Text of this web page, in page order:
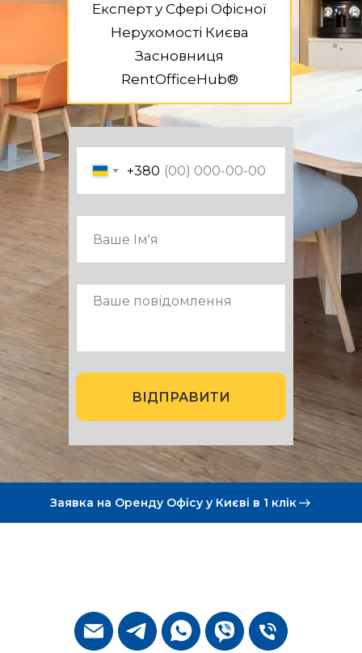
+380
ВІДПРАВИТИ
Експерт у Сфері Офісної
Нерухомості Києва
Засновниця
RentOfficeHub®
Заявка на Оренду Офісу у Києві в 1 клік